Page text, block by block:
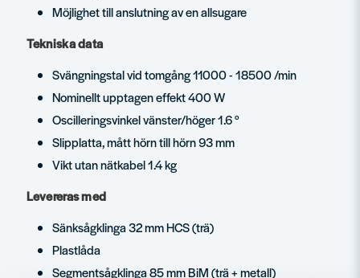
Möjlighet till anslutning av en allsugare
Tekniska data
Svängningstal vid tomgång 11000 - 18500 /min
Nominellt upptagen effekt 400 W
Oscilleringsvinkel vänster/höger 1.6 °
Slipplatta, mått hörn till hörn 93 mm
Vikt utan nätkabel 1.4 kg
Levereras med
Sänksågklinga 32 mm HCS (trä)
Plastlåda
Segmentsågklinga 85 mm BiM (trä + metall)